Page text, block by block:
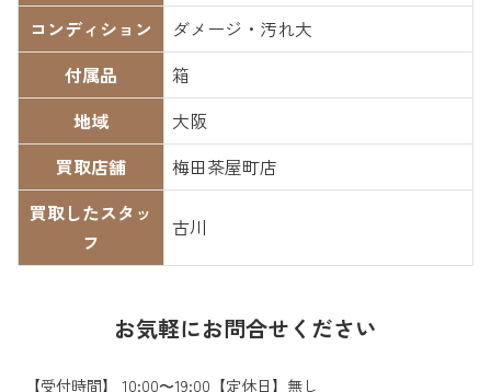
コンディション
ダメージ・汚れ大
付属品
箱
地域
大阪
買取店舗
梅田茶屋町店
買取したスタッ
フ
古川
お気軽にお問合せください
【受付時間】 10:00〜19:00【定休日】無し